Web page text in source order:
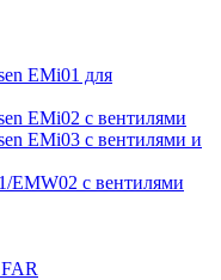
EMi01 для
EMi02 с вентилями
EMi03 с вентилями и
EMW02 с вентилями